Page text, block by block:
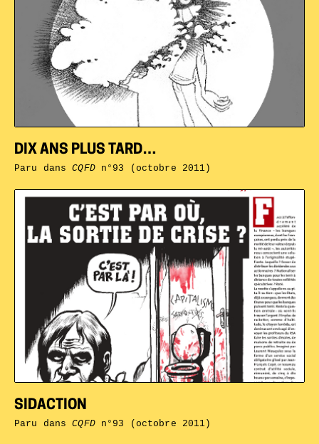
SIDACTION
Paru dansCQFDn°93 (octobre 2011)
DIX ANS PLUS TARD…
Paru dansCQFDn°93 (octobre 2011)